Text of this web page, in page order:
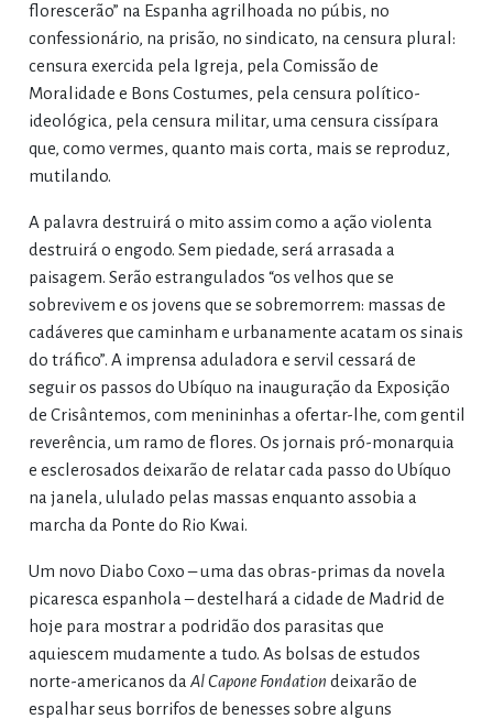
florescerão” na Espanha agrilhoada no púbis, no
confessionário, na prisão, no sindicato, na censura plural:
censura exercida pela Igreja, pela Comissão de
Moralidade e Bons Costumes, pela censura político-
ideológica, pela censura militar, uma censura cissípara
que, como vermes, quanto mais corta, mais se reproduz,
mutilando.
A palavra destruirá o mito assim como a ação violenta
destruirá o engodo. Sem piedade, será arrasada a
paisagem. Serão estrangulados “os velhos que se
sobrevivem e os jovens que se sobremorrem: massas de
cadáveres que caminham e urbanamente acatam os sinais
do tráfico”. A imprensa aduladora e servil cessará de
seguir os passos do Ubíquo na inauguração da Exposição
de Crisântemos, com menininhas a ofertar-lhe, com gentil
reverência, um ramo de flores. Os jornais pró-monarquia
e esclerosados deixarão de relatar cada passo do Ubíquo
na janela, ululado pelas massas enquanto assobia a
marcha da Ponte do Rio Kwai.
Um novo Diabo Coxo – uma das obras-primas da novela
picaresca espanhola – destelhará a cidade de Madrid de
hoje para mostrar a podridão dos parasitas que
aquiescem mudamente a tudo. As bolsas de estudos
norte-americanos da Al Capone Fondation deixarão de
espalhar seus borrifos de benesses sobre alguns